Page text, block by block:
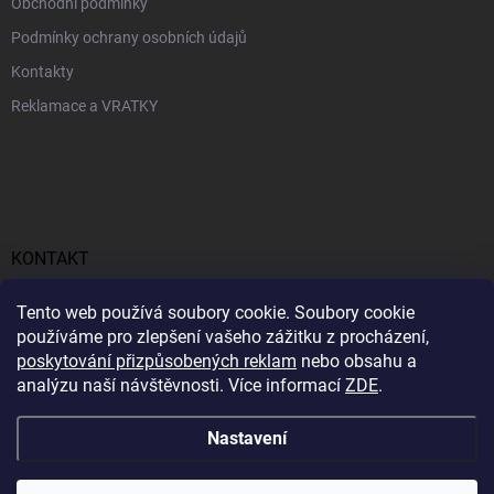
Tento web používá soubory cookie. Soubory cookie
používáme pro zlepšení vašeho zážitku z procházení,
poskytování přizpůsobených reklam nebo obsahu a
analýzu naší návštěvnosti. Více informací ZDE.
Nastavení
Obchodní podmínky
Podmínky ochrany osobních údajů
Kontakty
Reklamace a VRATKY
KONTAKT
obchod@profitent.cz
+420770645768
https://www.facebook.com/profitent.sk/